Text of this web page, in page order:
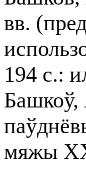
вв.
194 с.:
Башкоў,
мяжы